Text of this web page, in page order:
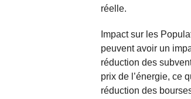
réelle.
Impact sur les
peuvent avoir un
réduction des
prix de l’énergie, ce
réduction des